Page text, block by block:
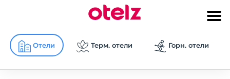
Отели Терм. отели Горн. отели